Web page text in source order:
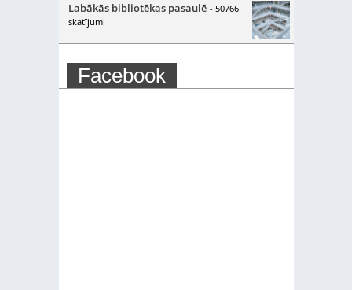
Labākās bibliotēkas pasaulē - 50766
skatījumi
Facebook